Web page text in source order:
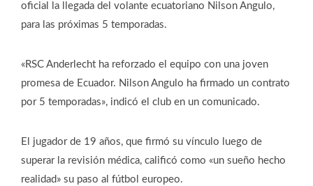
oficial la llegada del volante ecuatoriano Nilson Angulo,
para las próximas 5 temporadas.
«RSC Anderlecht ha reforzado el equipo con una joven
promesa de Ecuador. Nilson Angulo ha firmado un contrato
por 5 temporadas», indicó el club en un comunicado.
El jugador de 19 años, que firmó su vínculo luego de
superar la revisión médica, calificó como «un sueño hecho
realidad» su paso al fútbol europeo.